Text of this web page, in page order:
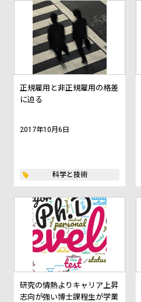
正規雇用と非正規雇用の格差
に迫る
2017年10月6日
科学と技術
研究の情熱よりキャリア上昇
志向が強い博士課程生が学業